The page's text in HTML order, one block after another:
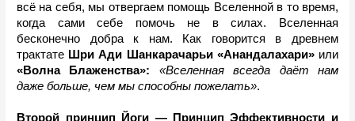
всё на себя, мы отвергаем помощь Вселенной в то время,
когда сами себе помочь не в силах. Вселенная
бесконечно добра к нам. Как говорится в древнем
трактате Шри Ади Шанкарачарьи «Анандалахари» или
«Волна Блаженства»:
«Вселенная всегда даёт нам
даже больше, чем мы способны пожелать».
Второй принцип Йоги — Принцип Эффективности и